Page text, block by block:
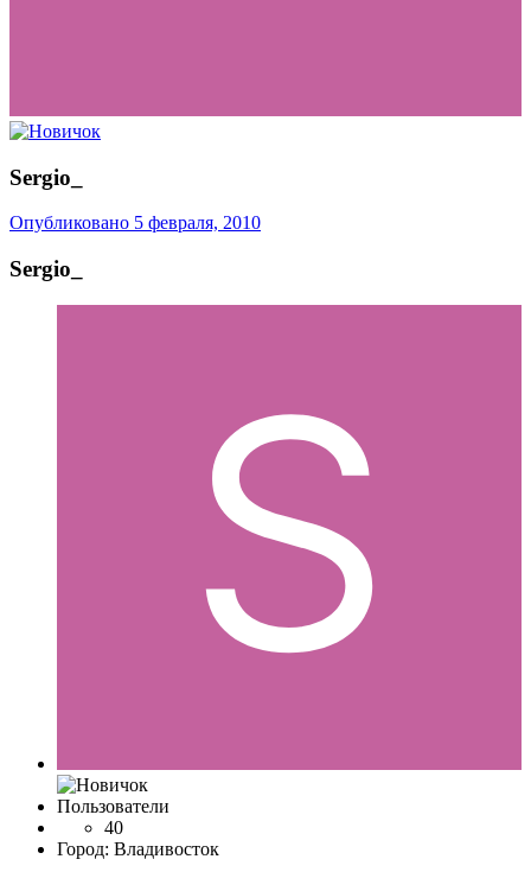
Sergio_
Опубликовано 5 февраля, 2010
Sergio_
Пользователи
40
Город: Владивосток